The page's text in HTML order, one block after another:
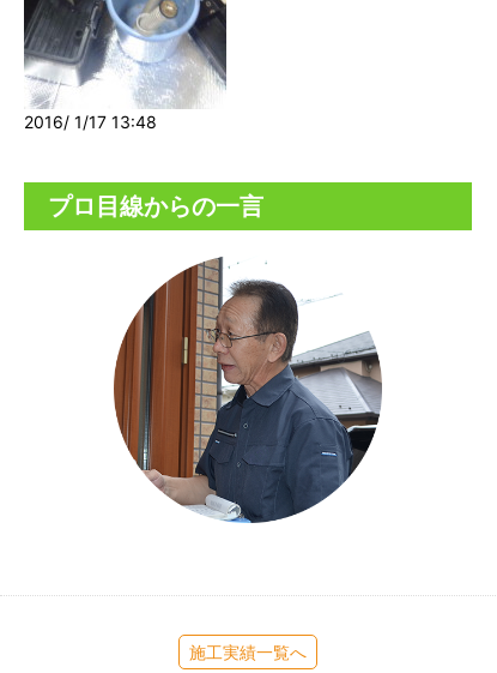
2016/ 1/17 13:48
プロ目線からの一言
施工実績一覧へ